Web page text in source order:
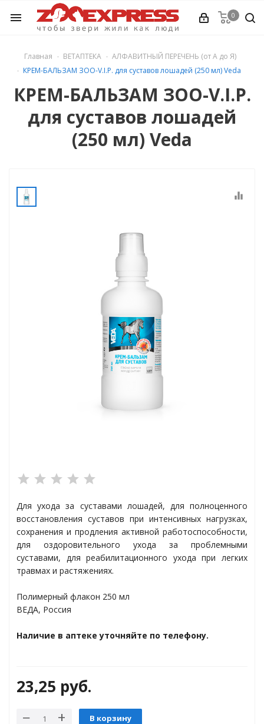
menu
(от А до Я)
...
0
Главная ВЕТАПТЕКА
АЛФАВИТНЫЙ ПЕРЕЧЕНЬ (от А до Я)
КРЕМ-БАЛЬЗАМ ЗОО-V.I.P. для суставов лошадей (250 мл) Veda
КРЕМ-БАЛЬЗАМ ЗОО-V.I.P.
для суставов лошадей
(250 мл) Veda
equalizer
Для ухода за суставами лошадей, для полноценного
восстановления суставов при интенсивных нагрузках,
сохранения и продления активной работоспособности,
для оздоровительного ухода за проблемными
суставами, для реабилитационного ухода при легких
травмах и растяжениях.
Полимерный флакон 250 мл
ВЕДА, Россия
Наличие в аптеке уточняйте по телефону.
23,25 руб.
В корзину